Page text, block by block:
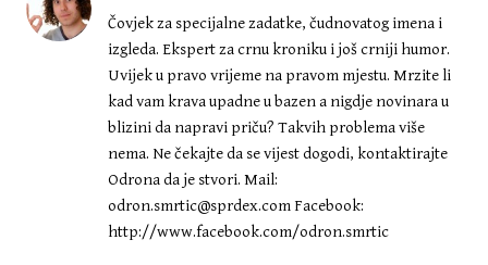
Čovjek za specijalne zadatke, čudnovatog imena i
izgleda. Ekspert za crnu kroniku i još crniji humor.
Uvijek u pravo vrijeme na pravom mjestu. Mrzite li
kad vam krava upadne u bazen a nigdje novinara u
blizini da napravi priču? Takvih problema više
nema. Ne čekajte da se vijest dogodi, kontaktirajte
Odrona da je stvori. Mail:
odron.smrtic@sprdex.com Facebook:
http://www.facebook.com/odron.smrtic